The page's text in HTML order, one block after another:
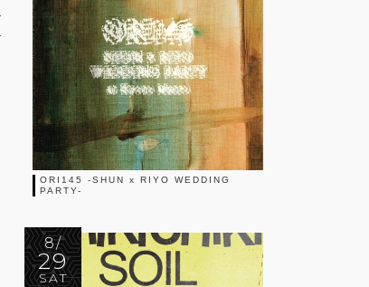
ORI145 -SHUN x RIYO WEDDING
PARTY-
8/
29
SAT